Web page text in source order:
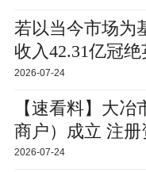
若以当今市场为
收入42.31亿冠绝
2026-07-24
【速看料】大
商户）成立 注册
2026-07-24